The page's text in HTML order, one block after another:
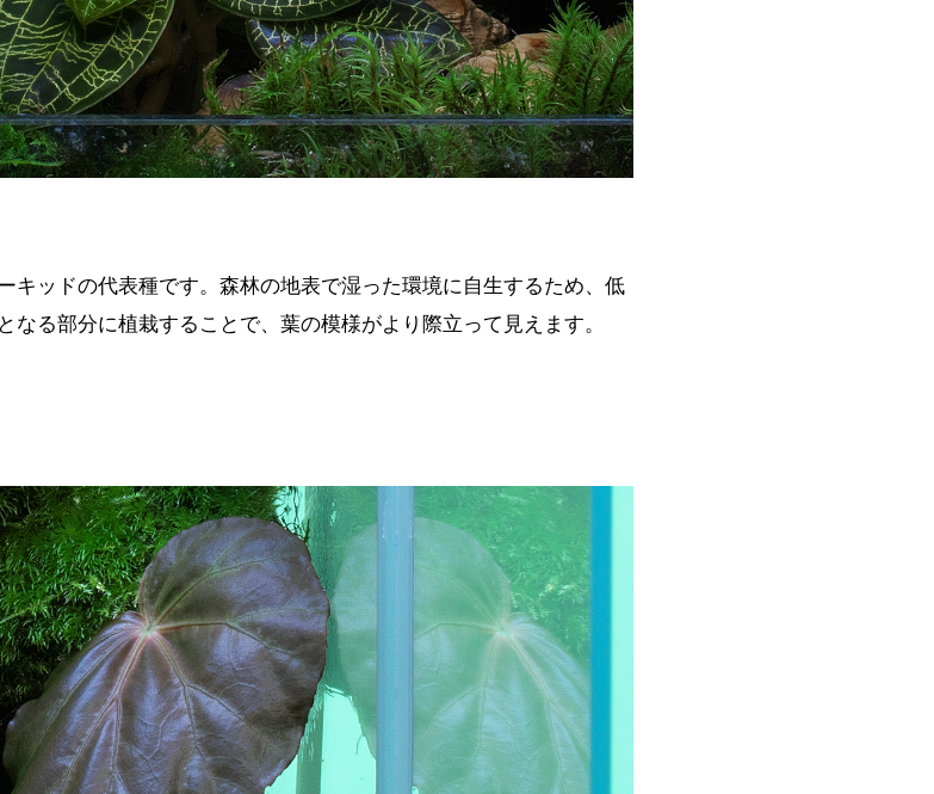
キッドの代表種です。森林の地表で湿った環境に自生するため、低
る部分に植栽することで、葉の模様がより際立って見えます。